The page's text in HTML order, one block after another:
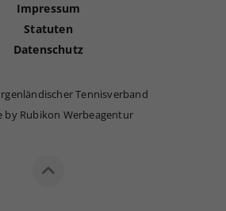
Impressum
Statuten
Datenschutz
Tennisverband
by Rubikon Werbeagentur